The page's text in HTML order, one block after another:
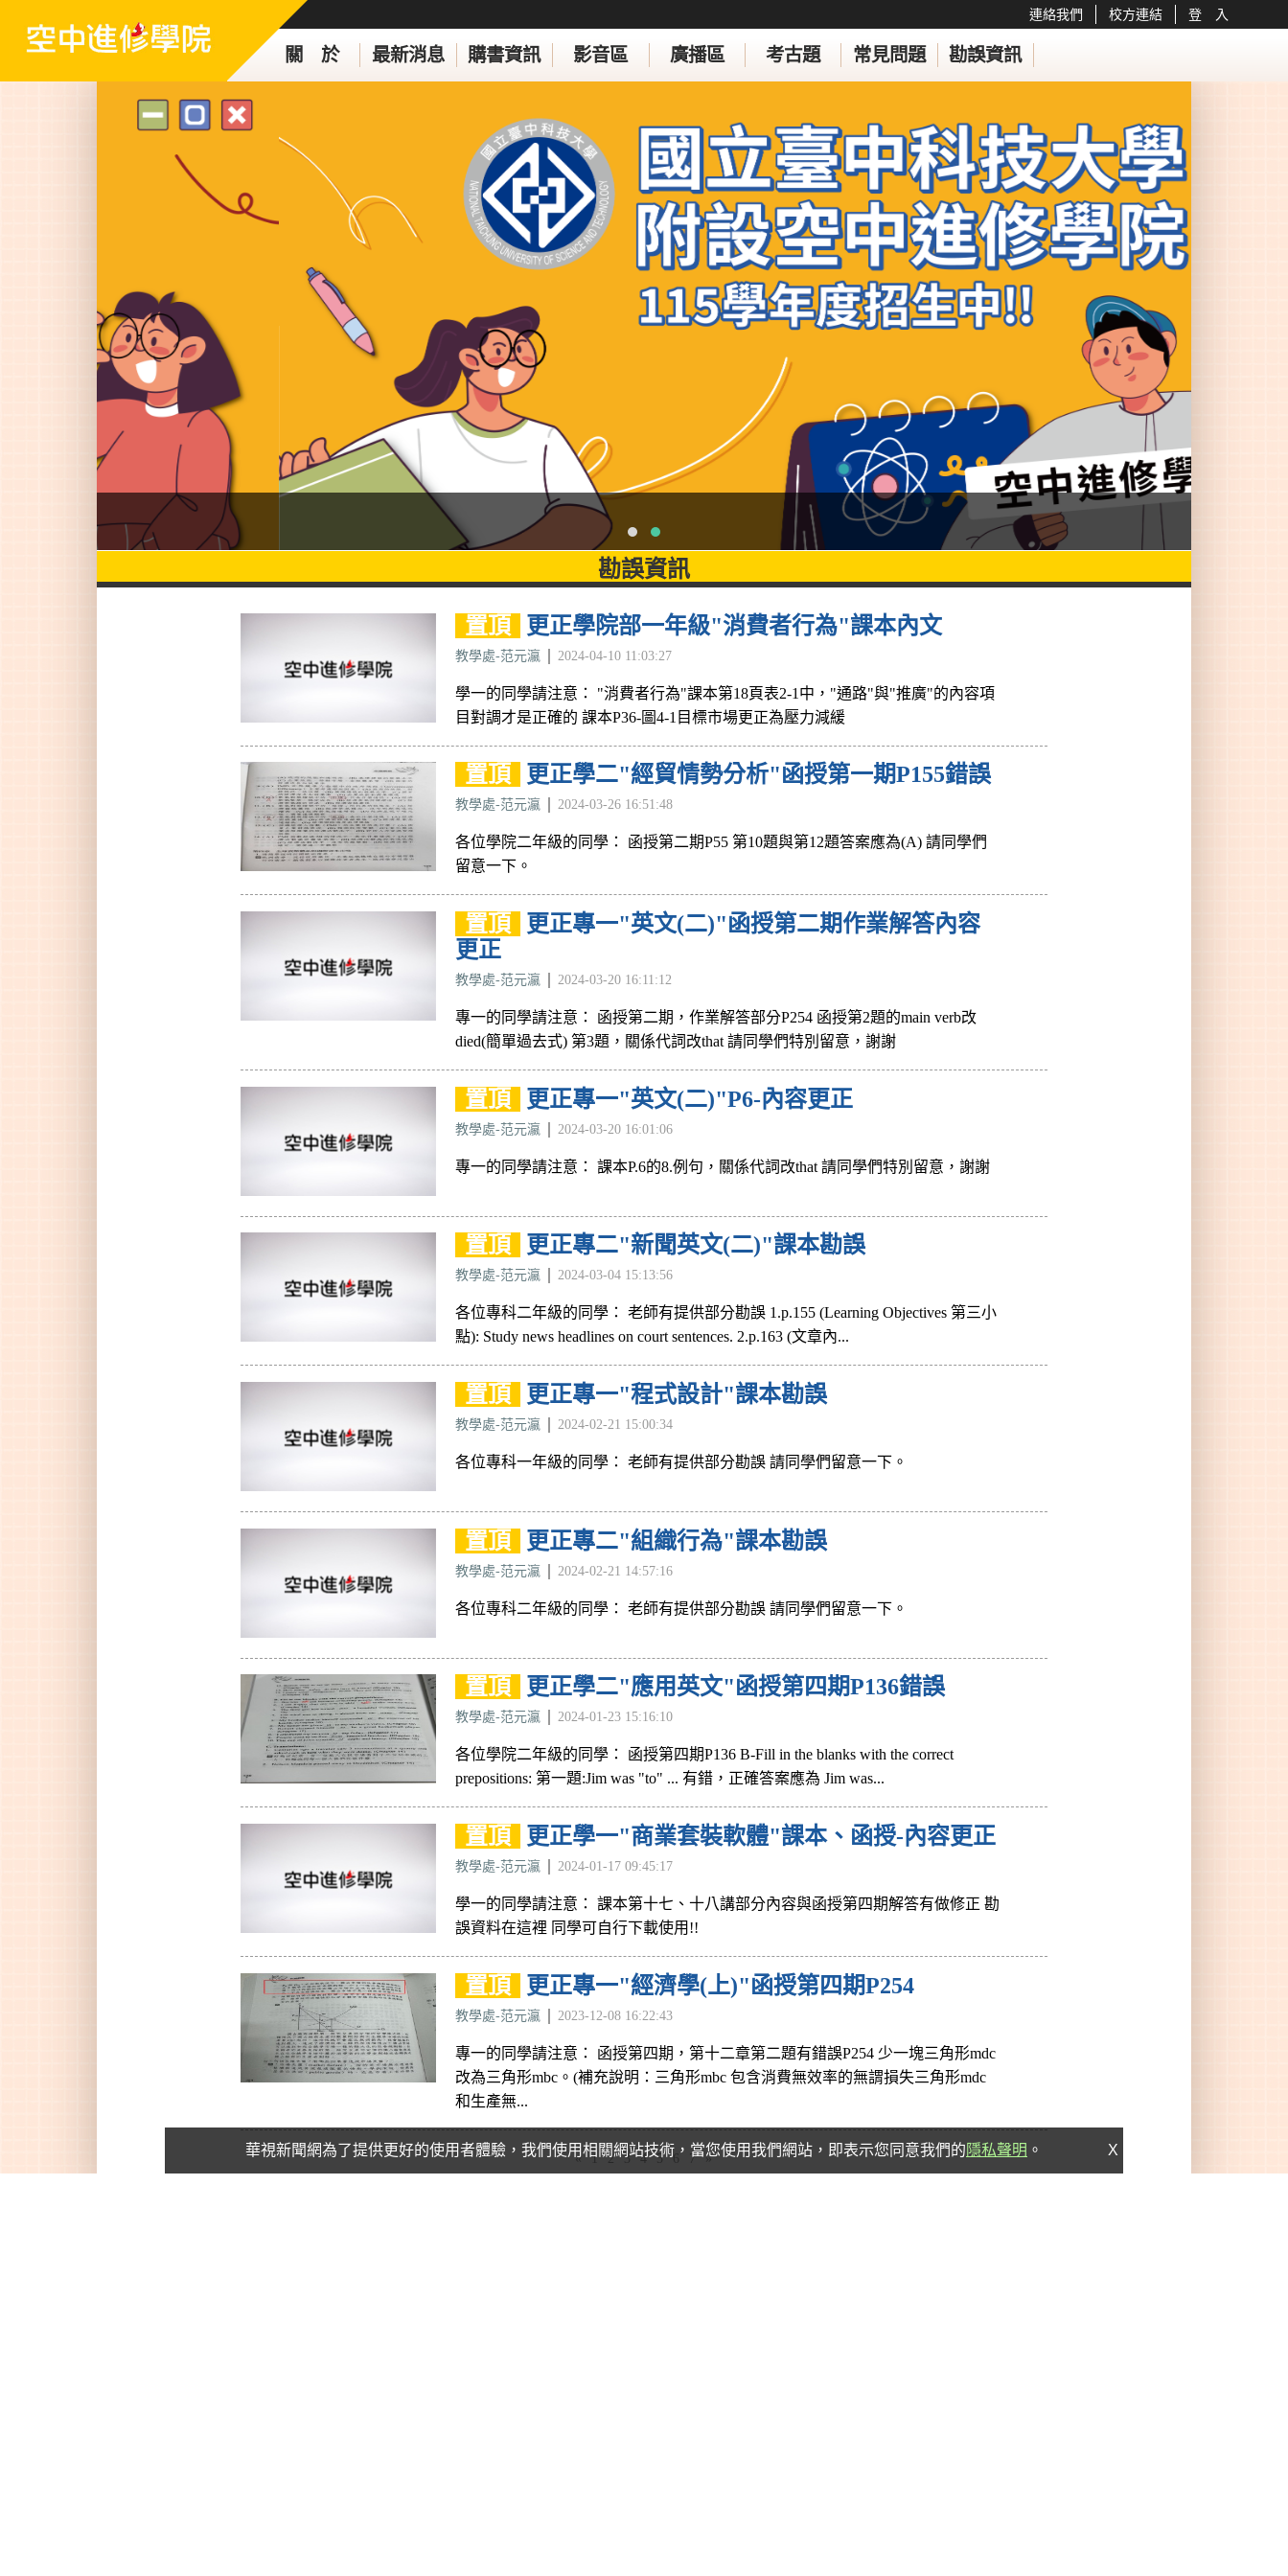
關 於 最新消息 購書資訊 影音區 廣播區 考古題 常見問題 勘誤資訊
連絡我們 校方連結 登 入
勘誤資訊
置頂 更正學院部一年級"消費者行為"課本內文
教學處-范元瀛 2024-04-10 11:03:27
學一的同學請注意： "消費者行為"課本第18頁表2-1中，"通路"與"推廣"的內容項
目對調才是正確的 課本P36-圖4-1目標市場更正為壓力減緩
置頂 更正學二"經貿情勢分析"函授第一期P155錯誤
教學處-范元瀛 2024-03-26 16:51:48
各位學院二年級的同學： 函授第二期P55 第10題與第12題答案應為(A) 請同學們
留意一下。
置頂
更正專一"英文(二)"函授第二期作業解答內容
更正
教學處-范元瀛 2024-03-20 16:11:12
專一的同學請注意： 函授第二期，作業解答部分P254 函授第2題的main verb改
died(簡單過去式) 第3題，關係代詞改that 請同學們特別留意，謝謝
置頂 更正專一"英文(二)"P6-內容更正
教學處-范元瀛 2024-03-20 16:01:06
專一的同學請注意： 課本P.6的8.例句，關係代詞改that 請同學們特別留意，謝謝
置頂 更正專二"新聞英文(二)"課本勘誤
教學處-范元瀛 2024-03-04 15:13:56
各位專科二年級的同學： 老師有提供部分勘誤 1.p.155 (Learning Objectives 第三小
點): Study news headlines on court sentences. 2.p.163 (文章內...
置頂 更正專一"程式設計"課本勘誤
教學處-范元瀛 2024-02-21 15:00:34
各位專科一年級的同學： 老師有提供部分勘誤 請同學們留意一下。
置頂 更正專二"組織行為"課本勘誤
教學處-范元瀛 2024-02-21 14:57:16
各位專科二年級的同學： 老師有提供部分勘誤 請同學們留意一下。
置頂 更正學二"應用英文"函授第四期P136錯誤
教學處-范元瀛 2024-01-23 15:16:10
各位學院二年級的同學： 函授第四期P136 B-Fill in the blanks with the correct
prepositions: 第一題:Jim was "to" ... 有錯，正確答案應為 Jim was...
置頂 更正學一"商業套裝軟體"課本、函授-內容更正
教學處-范元瀛 2024-01-17 09:45:17
學一的同學請注意： 課本第十七、十八講部分內容與函授第四期解答有做修正 勘
誤資料在這裡 同學可自行下載使用!!
置頂 更正專一"經濟學(上)"函授第四期P254
教學處-范元瀛 2023-12-08 16:22:43
專一的同學請注意： 函授第四期，第十二章第二題有錯誤P254 少一塊三角形mdc
改為三角形mbc。(補充說明：三角形mbc 包含消費無效率的無謂損失三角形mdc
和生產無...
« 1 2 3 4 5 6 7 »
X
華視新聞網為了提供更好的使用者體驗，我們使用相關網站技術，當您使用我們網站，即表示您同意我們的 隱私聲明 。